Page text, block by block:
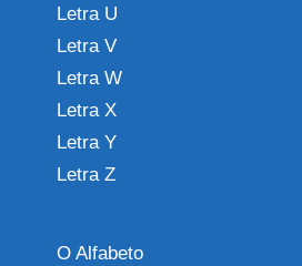
Letra U
Letra V
Letra W
Letra X
Letra Y
Letra Z
O Alfabeto